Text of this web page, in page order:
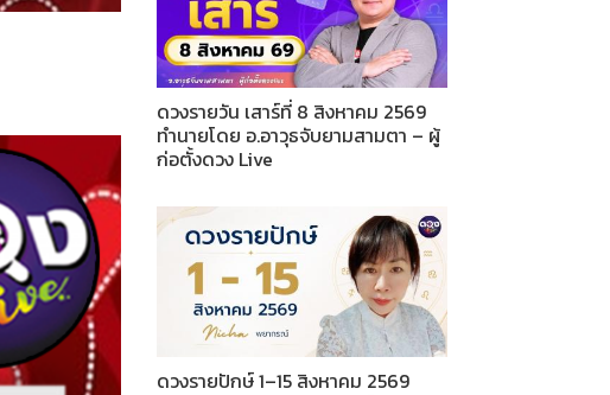
ดวงรายวัน เสาร์ที่ 8 สิงหาคม 2569
ทำนายโดย อ.อาวุธจับยามสามตา – ผู้
ก่อตั้งดวง Live
ดวงรายปักษ์ 1–15 สิงหาคม 2569